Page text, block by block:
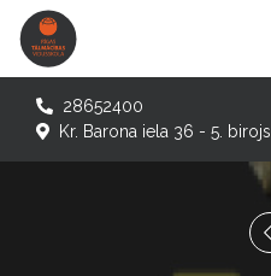
28652400
Kr. Barona iela 36 - 5. birojs